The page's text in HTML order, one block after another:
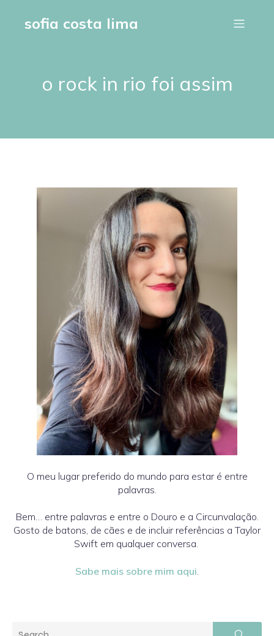
sofia costa lima
o rock in rio foi assim
O meu lugar preferido do mundo para estar é entre
palavras.
Bem… entre palavras e entre o Douro e a Circunvalação.
Gosto de batons, de cães e de incluir referências a Taylor
Swift em qualquer conversa.
Sabe mais sobre mim aqui.